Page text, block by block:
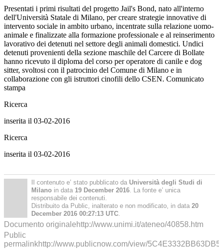
Presentati i primi risultati del progetto Jail's Bond, nato all'interno
dell'Università Statale di Milano, per creare strategie innovative di
intervento sociale in ambito urbano, incentrate sulla relazione uomo-
animale e finalizzate alla formazione professionale e al reinserimento
lavorativo dei detenuti nel settore degli animali domestici. Undici
detenuti provenienti della sezione maschile del Carcere di Bollate
hanno ricevuto il diploma del corso per operatore di canile e dog
sitter, svoltosi con il patrocinio del Comune di Milano e in
collaborazione con gli istruttori cinofili dello CSEN. Comunicato
stampa
Ricerca
inserita il 03-02-2016
Ricerca
inserita il 03-02-2016
Il contenuto e’ stato pubblicato da Università degli Studi di
Milano in data 19 December 2016. La fonte e’ unica
responsabile dei contenuti.
Distribuito da Public, inalterato e non modificato, in data 20
December 2016 00:27:13 UTC.
Documento originalehttp://www.unimi.it/ateneo/40858.htm
Public
permalinkhttp://www.publicnow.com/view/